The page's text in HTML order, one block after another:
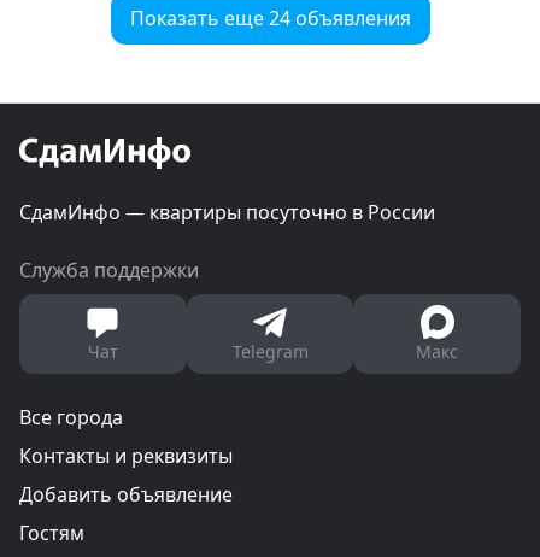
Показать еще 24 объявления
СдамИнфо — квартиры посуточно в России
Служба поддержки
Чат Telegram Макс
Все города
Контакты и реквизиты
Добавить объявление
Гостям